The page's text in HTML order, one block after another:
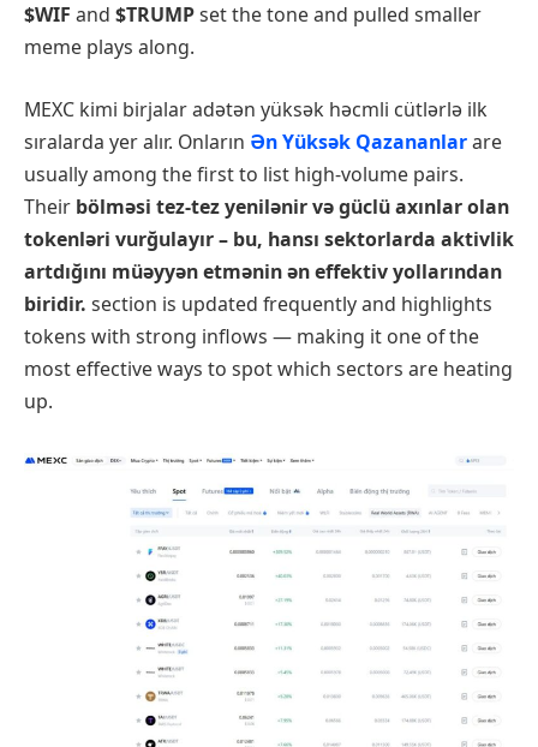
$WIF and $TRUMPset the tone and pulled smaller
meme plays along.
MEXC kimi birjalar adətən yüksək həcmli cütlərlə ilk
sıralarda yer alır. Onların Ən Yüksək Qazananlarare
usually among the first to list high-volume pairs.
Their bölməsi tez-tez yenilənir və güclü axınlar olan
tokenləri vurğulayır – bu, hansı sektorlarda aktivlik
artdığını müəyyən etmənin ən effektiv yollarından
biridir. section is updated frequently and highlights
tokens with strong inflows — making it one of the
most effective ways to spot which sectors are heating
up.